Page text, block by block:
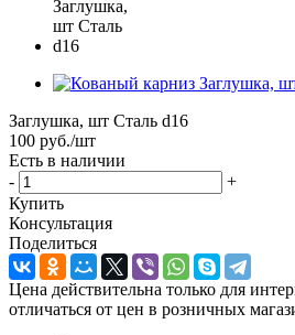
Заглушка, шт Сталь d16
100 руб./шт
Есть в наличии
-
+
Купить
Консультация
Поделиться
Цена действительна только для
отличаться от цен в розничных